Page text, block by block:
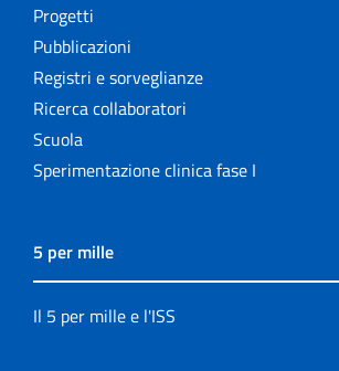
Progetti
Pubblicazioni
Registri e sorveglianze
Ricerca collaboratori
Scuola
Sperimentazione clinica fase I
5 per mille
Il 5 per mille e l'ISS